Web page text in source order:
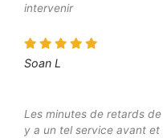
intervenir
Soan L
Les minutes de retards
y a un tel service avant